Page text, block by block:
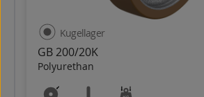
GB 200/20K
Polyurethan
Kugellager